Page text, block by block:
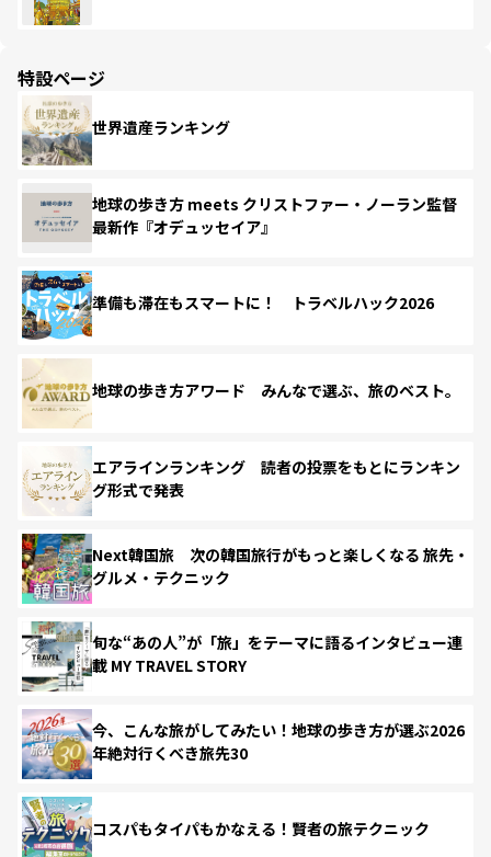
特設ページ
世界遺産ランキング
地球の歩き方 meets クリストファー・ノーラン監督
最新作『オデュッセイア』
準備も滞在もスマートに！ トラベルハック2026
地球の歩き方アワード みんなで選ぶ、旅のベスト。
エアラインランキング 読者の投票をもとにランキン
グ形式で発表
Next韓国旅 次の韓国旅行がもっと楽しくなる 旅先・
グルメ・テクニック
旬な“あの人”が「旅」をテーマに語るインタビュー連
載 MY TRAVEL STORY
今、こんな旅がしてみたい！地球の歩き方が選ぶ2026
年絶対行くべき旅先30
コスパもタイパもかなえる！賢者の旅テクニック